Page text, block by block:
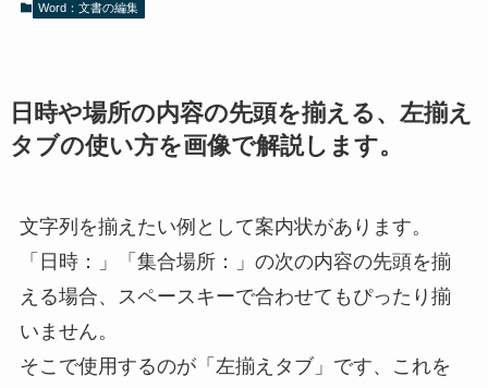
Word：文書の編集
日時や場所の内容の先頭を揃える、左揃え
タブの使い方を画像で解説します。
文字列を揃えたい例として案内状があります。
「日時：」「集合場所：」の次の内容の先頭を揃
える場合、スペースキーで合わせてもぴったり揃
いません。
そこで使用するのが「左揃えタブ」です、これを